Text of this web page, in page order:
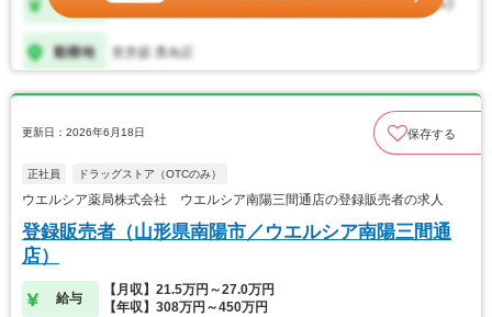
更新日：2026年6月18日 保存する
正社員 ドラッグストア（OTCのみ）
ウエルシア薬局株式会社 ウエルシア南陽三間通店の登録販売者の求人
登録販売者（山形県南陽市／ウエルシア南陽三間通
店）
給与
【月収】21.5万円～27.0万円
【年収】308万円～450万円